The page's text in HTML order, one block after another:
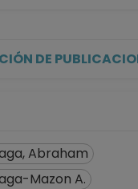
No
DE
Abraham
Mazon A.